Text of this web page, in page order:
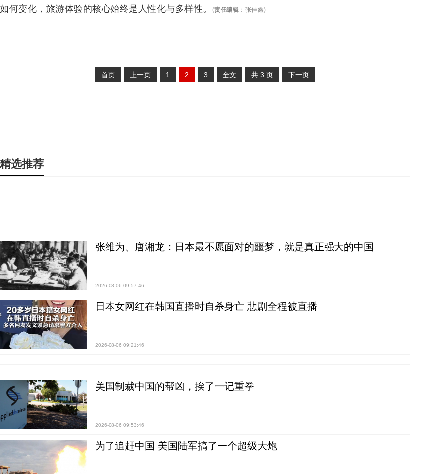
如何变化，旅游体验的核心始终是人性化与多样性。
(责任编辑 ： 张佳鑫)
首页 上一页 1 2 3 全文 共 3 页 下一页
精选推荐
张维为、唐湘龙：日本最不愿面对的噩梦，就是真正强大的中国
2026-08-06 09:57:46
日本女网红在韩国直播时自杀身亡 悲剧全程被直播
2026-08-06 09:21:46
美国制裁中国的帮凶，挨了一记重拳
2026-08-06 09:53:46
为了追赶中国 美国陆军搞了一个超级大炮